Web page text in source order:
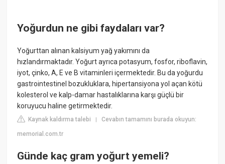
Yoğurdun ne gibi faydaları var?
Yoğurttan alınan kalsiyum yağ yakımını da
hızlandırmaktadır. Yoğurt ayrıca potasyum, fosfor, riboflavin,
iyot, çinko, A, E ve B vitaminleri içermektedir. Bu da yoğurdu
gastrointestinel bozukluklara, hipertansiyona yol açan kötü
kolesterol ve kalp-damar hastalıklarına karşı güçlü bir
koruyucu haline getirmektedir.
Kaynak kaldırma talebi |Cevabın tamamını burada okuyun:
memorial.com.tr
Günde kaç gram yoğurt yemeli?